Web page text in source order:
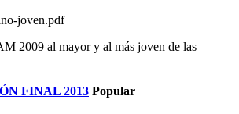
joven.pdf
2009 al mayor y al más joven de las
FINAL 2013 Popular